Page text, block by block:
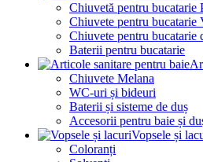
Chiuvetă pentru bucatarie
Chiuvete pentru bucatarie
Chiuvete pentru bucatarie
Baterii pentru bucatarie
Chiuvete Melana
WC-uri și bideuri
Baterii și sisteme de duș
Accesorii pentru baie și
Vopsele și
Coloranți